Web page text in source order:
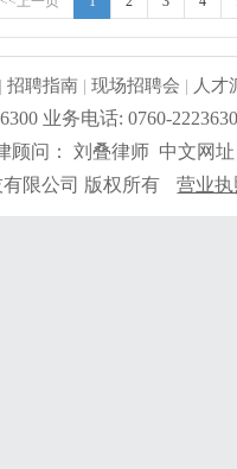
|招聘指南 |现场招聘会 | 人才
业务电话: 0760-
顾问： 刘叠律师 中文网
限公司 版权所有
营业